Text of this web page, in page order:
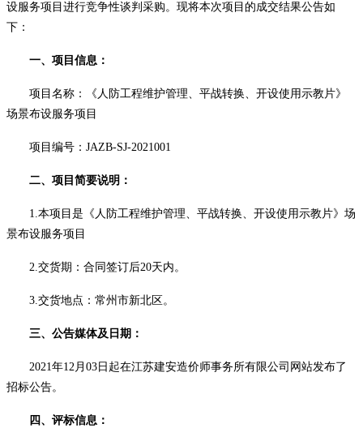
设服务项目 进行竞争性谈判 采购。现将本次项目的成交结果公告如
下：
一、 项目信息：
项目名称：
《人防工程维护管理、平战转换、开设使用示教片》
场景布设服务项目
项目编号： JAZB-SJ-2021001
二、项目简要说明 ：
1.本项目是 《人防工程维护管理、平战转换、开设使用示教片》场
景布设服务项目
2.交货期：合同签订后20天内。
3.交货地点：常州市新北区 。
三、公告媒体及日期：
2021年12月03日起在江苏建安造价师事务所有限公司网站发布了
招标公告。
四 、评标信息：